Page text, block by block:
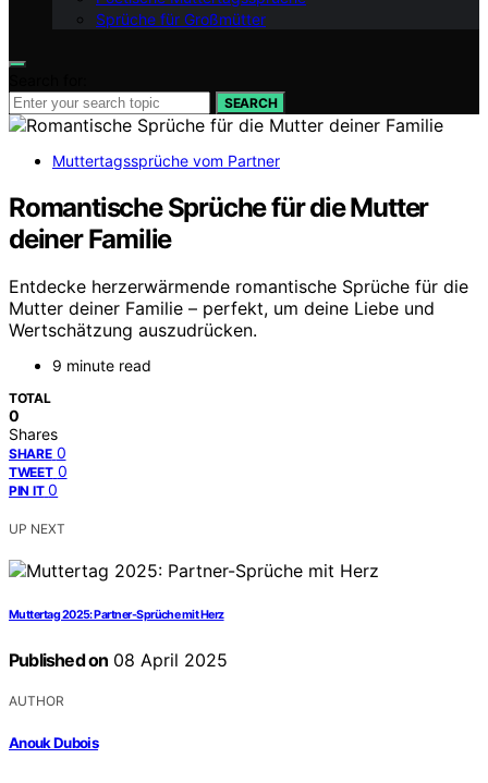
Sprüche für Großmütter
SEARCH
Muttertagssprüche vom Partner
Romantische Sprüche für die Mutter
deiner Familie
Entdecke herzerwärmende romantische Sprüche für die
Mutter deiner Familie – perfekt, um deine Liebe und
Wertschätzung auszudrücken.
9 minute read
TOTAL
0
Shares
SHARE 0
TWEET 0
PIN IT 0
UP NEXT
Muttertag 2025: Partner-Sprüche mit Herz
Published on 08 April 2025
AUTHOR
Anouk Dubois